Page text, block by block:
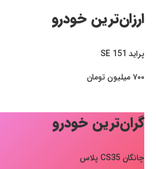
ارزان‌ترین خودرو
پراید SE 151
گران‌ترین خودرو
چانگان CS35 پلاس